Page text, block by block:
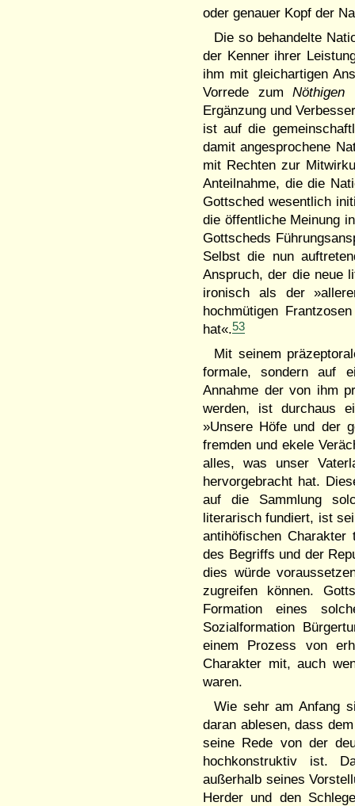
oder genauer Kopf der
Die so behandelte
der Kenner ihrer
ihm mit gleichartigen
Vorrede zumNöthigen
Ergänzung und
ist auf die
damit angesprochene
mit Rechten zur
Anteilnahme, die die
Gottsched wesentlich
die öffentliche Meinung
Gottscheds
Selbst die nun
Anspruch, der die neue
ironisch als der
hochmütigen
hat«.53
Mit seinem
formale, sondern auf
Annahme der von ihm
werden, ist durchaus
»Unsere Höfe und der
fremden und ekele
alles, was unser
hervorgebracht hat.
auf die Sammlung
literarisch fundiert, ist
antihöfischen Charakter
des Begriffs und der
dies würde
zugreifen können.
Formation eines
Sozialformation
einem Prozess von
Charakter mit, auch
waren.
Wie sehr am Anfang
daran ablesen, dass
seine Rede von der
hochkonstruktiv ist.
außerhalb seines
Herder und den